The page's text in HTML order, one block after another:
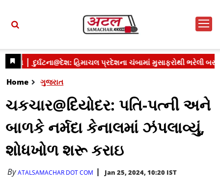
Home ગુજરાત
ચકચાર@દિયોદર: પતિ-પત્ની અને
બાળકે નર્મદા કેનાલમાં ઝંપલાવ્યું,
શોધખોળ શરૂ કરાઇ
ByATALSAMACHAR DOT COM Jan 25, 2024, 10:20 IST